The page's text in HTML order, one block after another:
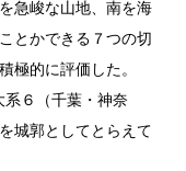
急峻な山地、南を海
とかできる７つの切
極的に評価した。
６（千葉・神奈
城郭としてとらえて